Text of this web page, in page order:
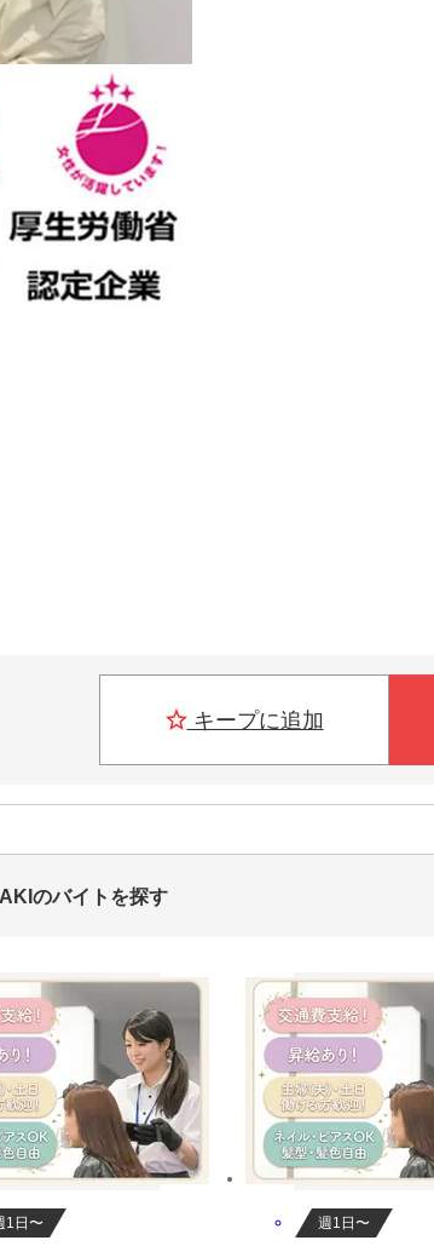
キープに追加
のバイトを探す
1日〜 週1日〜